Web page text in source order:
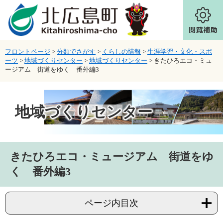
ページの先頭です。
メニューを飛ばして本文へ
フロントページ > 分類でさがす > くらしの情報 > 生涯学習・文化・スポ
ーツ > 地域づくりセンター > 地域づくりセンター > きたひろエコ・ミュ
ージアム 街道をゆく 番外編3
地域づくりセンター
きたひろエコ・ミュージアム 街道をゆ
く 番外編3
ページ内目次